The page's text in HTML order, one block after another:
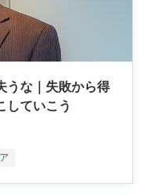
うな｜失敗から得
していこう